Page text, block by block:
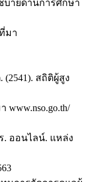
บายด้านการศึกษา
มา
สถิติผู้สูง
ร. ออนไลน์. แหล่ง